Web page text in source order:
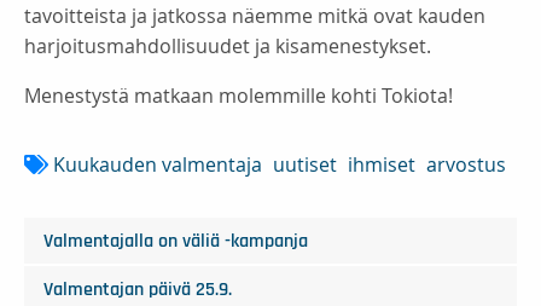
tavoitteista ja jatkossa näemme mitkä ovat kauden
harjoitusmahdollisuudet ja kisamenestykset.
Menestystä matkaan molemmille kohti Tokiota!
Kuukauden valmentaja uutiset ihmiset arvostus
Valmentajalla on väliä -kampanja
Valmentajan päivä 25.9.